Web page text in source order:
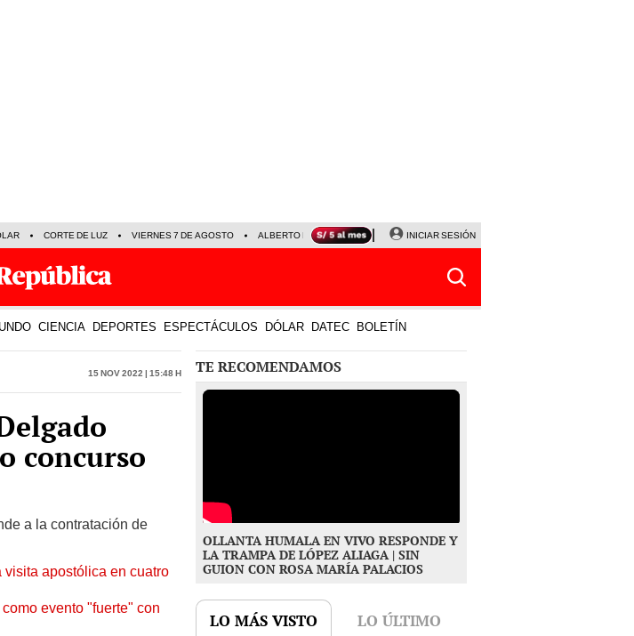
CORTE DE LUZ VIERNES 7 DE AGOSTO ALBERTO BENAVIDES NALDY SALDAÑA
INICIAR SESIÓN
CIENCIA DEPORTES ESPECTÁCULOS DÓLAR DATEC BOLETÍN
15 Nov 2022 | 15:48 h
concurso
a la contratación de
apostólica en cuatro
evento "fuerte" con
TE RECOMENDAMOS
OLLANTA HUMALA EN VIVO RESPONDE Y
LA TRAMPA DE LÓPEZ ALIAGA | SIN
GUION CON ROSA MARÍA PALACIOS
LO MÁS VISTO LO ÚLTIMO